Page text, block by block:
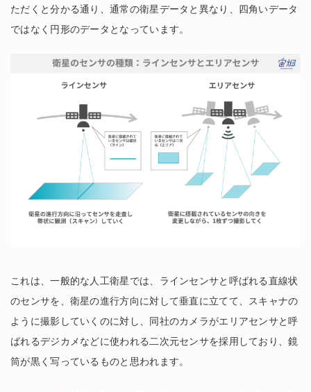
ただくと分かる通り、通常の衛星データと異なり、四角いデータ
ではなく円形のデータとなっています。
これは、一般的な人工衛星では、ラインセンサと呼ばれる直線状
のセンサを、衛星の進行方向に対して垂直に立てて、スキャナの
ように撮影していくのに対し、同社のカメラがエリアセンサと呼
ばれるデジカメなどに使われる二次元センサを採用しており、鏡
筒が黒く写っているものと思われます。